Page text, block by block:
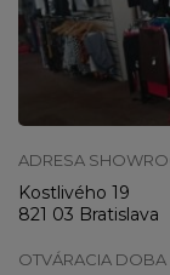
ADRESA
Kostlivého 19
821 03 Bratislava
OTVÁRACIA DOBA